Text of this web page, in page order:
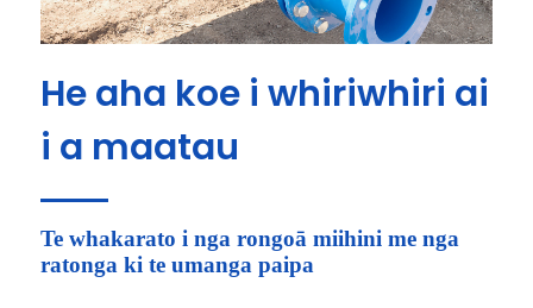
He aha koe i whiriwhiri ai
i a maatau
Te whakarato i nga rongoā miihini me nga
ratonga ki te umanga paipa